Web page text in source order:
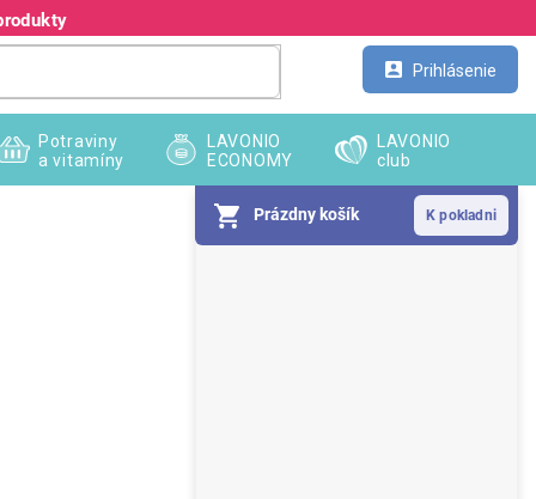
Prihlásenie
Prázdny košík
Potraviny
a vitamíny
LAVONIO
ECONOMY
LAVONIO
club